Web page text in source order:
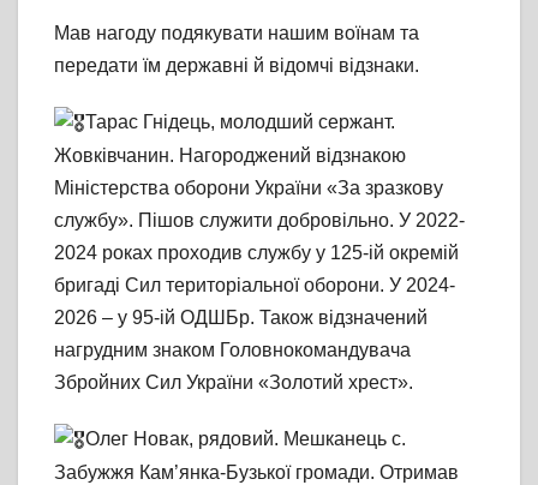
Мав нагоду подякувати нашим воїнам та
передати їм державні й відомчі відзнаки.
Тарас Гнідець, молодший сержант.
Жовківчанин. Нагороджений відзнакою
Міністерства оборони України «За зразкову
службу». Пішов служити добровільно. У 2022-
2024 роках проходив службу у 125-ій окремій
бригаді Сил територіальної оборони. У 2024-
2026 – у 95-ій ОДШБр. Також відзначений
нагрудним знаком Головнокомандувача
Збройних Сил України «Золотий хрест».
Олег Новак, рядовий. Мешканець с.
Забужжя Кам’янка-Бузької громади. Отримав